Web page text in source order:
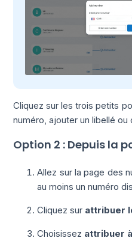
Cliquez sur les trois petits
numéro, ajouter un libellé
Option 2 : Depuis la
Allez sur la page des
au moins un numéro
Cliquez sur attribuer
Choisissez attribuer